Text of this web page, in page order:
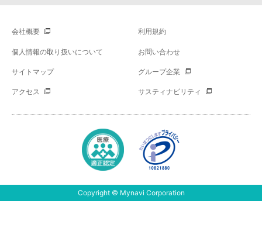
会社概要 利用規約
個人情報の取り扱いについて お問い合わせ
サイトマップ グループ企業
アクセス サスティナビリティ
Copyright © Mynavi Corporation